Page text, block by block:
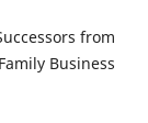
from
Business